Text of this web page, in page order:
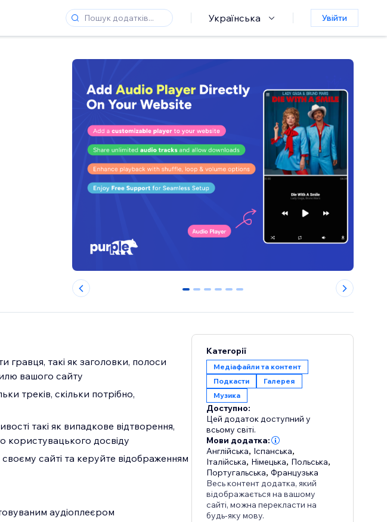
Українська Увійти
0 1 2 3 4 5
гравця, такі як заголовки, полоси
вашого сайту
треків, скільки потрібно,
такі як випадкове відтворення,
користувацького досвіду
сайті та керуйте відображенням
аудіоплеєром
Категорії
Медіафайли та контент
Подкасти
Галерея
Музика
Доступно:
Цей додаток доступний у
всьому світі.
Мови додатка:
Англійська, Іспанська,
Італійська, Німецька, Польська,
Португальська,Французька
Весь контент додатка, який
відображається на вашому
сайті, можна перекласти на
будь-яку мову.